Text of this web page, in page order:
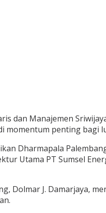
dan Manajemen
momentum penting
Dharmapala
Utama PT Sumsel
Dolmar J. Damarjaya,